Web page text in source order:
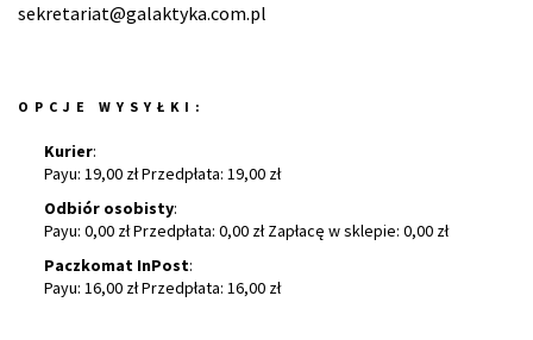
sekretariat@galaktyka.com.pl
OPCJE WYSYŁKI:
Kurier:
Payu: 19,00 zł Przedpłata: 19,00 zł
Odbiór osobisty:
Payu: 0,00 zł Przedpłata: 0,00 zł Zapłacę w sklepie: 0,00 zł
Paczkomat InPost:
Payu: 16,00 zł Przedpłata: 16,00 zł